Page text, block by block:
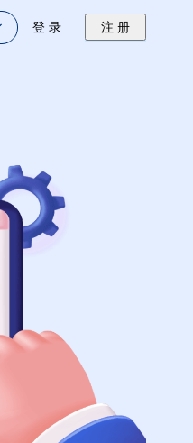
登 录 注 册